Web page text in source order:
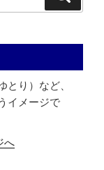
とり）など、
イメージで
へ